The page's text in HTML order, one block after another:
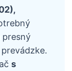
presný
s